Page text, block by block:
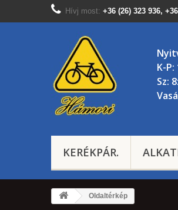
Hívj most: +36 (26) 323 936,
K-P:
Sz:
KERÉKPÁR.
Oldaltérkép